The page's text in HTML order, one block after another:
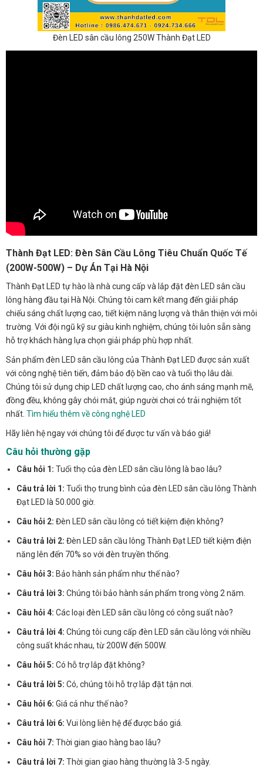
Đèn LED sân cầu lông 250W Thành Đạt LED
Thành Đạt LED: Đèn Sân Cầu Lông Tiêu Chuẩn Quốc Tế
(200W-500W) – Dự Án Tại Hà Nội
Thành Đạt LED tự hào là nhà cung cấp và lắp đặt đèn LED sân cầu
lông hàng đầu tại Hà Nội. Chúng tôi cam kết mang đến giải pháp
chiếu sáng chất lượng cao, tiết kiệm năng lượng và thân thiện với môi
trường. Với đội ngũ kỹ sư giàu kinh nghiệm, chúng tôi luôn sẵn sàng
hỗ trợ khách hàng lựa chọn giải pháp phù hợp nhất.
Sản phẩm đèn LED sân cầu lông của Thành Đạt LED được sản xuất
với công nghệ tiên tiến, đảm bảo độ bền cao và tuổi thọ lâu dài.
Chúng tôi sử dụng chip LED chất lượng cao, cho ánh sáng mạnh mẽ,
đồng đều, không gây chói mắt, giúp người chơi có trải nghiệm tốt
nhất. Tìm hiểu thêm về công nghệ LED
Hãy liên hệ ngay với chúng tôi để được tư vấn và báo giá!
Câu hỏi thường gặp
Câu hỏi 1: Tuổi thọ của đèn LED sân cầu lông là bao lâu?
Câu trả lời 1: Tuổi thọ trung bình của đèn LED sân cầu lông Thành
Đạt LED là 50.000 giờ.
Câu hỏi 2: Đèn LED sân cầu lông có tiết kiệm điện không?
Câu trả lời 2: Đèn LED sân cầu lông Thành Đạt LED tiết kiệm điện
năng lên đến 70% so với đèn truyền thống.
Câu hỏi 3: Bảo hành sản phẩm như thế nào?
Câu trả lời 3: Chúng tôi bảo hành sản phẩm trong vòng 2 năm.
Câu hỏi 4: Các loại đèn LED sân cầu lông có công suất nào?
Câu trả lời 4: Chúng tôi cung cấp đèn LED sân cầu lông với nhiều
công suất khác nhau, từ 200W đến 500W.
Câu hỏi 5: Có hỗ trợ lắp đặt không?
Câu trả lời 5: Có, chúng tôi hỗ trợ lắp đặt tận nơi.
Câu hỏi 6: Giá cả như thế nào?
Câu trả lời 6: Vui lòng liên hệ để được báo giá.
Câu hỏi 7: Thời gian giao hàng bao lâu?
Câu trả lời 7: Thời gian giao hàng thường là 3-5 ngày.